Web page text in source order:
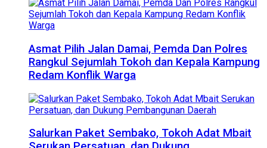
Asmat Pilih Jalan Damai, Pemda Dan Polres
Rangkul Sejumlah Tokoh dan Kepala Kampung
Redam Konflik Warga
Salurkan Paket Sembako, Tokoh Adat Mbait